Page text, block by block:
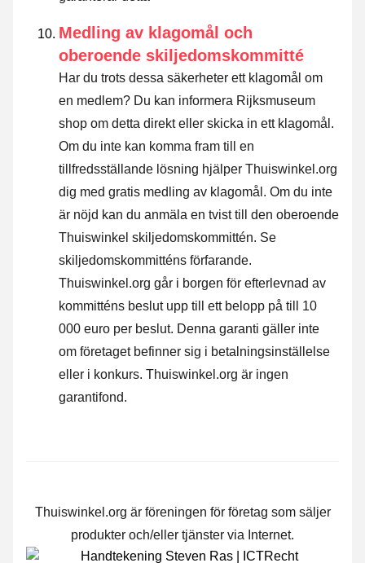
Medling av klagomål och
oberoende skiljedomskommitté
Har du trots dessa säkerheter ett klagomål om
en medlem? Du kan informera Rijksmuseum
shop om detta direkt eller skicka in ett klagomål .
Om du inte kan komma fram till en
tillfredsställande lösning hjälper Thuiswinkel.org
dig med gratis medling av klagomål. Om du inte
är nöjd kan du anmäla en tvist till den oberoende
Thuiswinkel skiljedomskommittén. Se
skiljedomskommitténs förfarande.
Thuiswinkel.org går i borgen för efterlevnad av
kommitténs beslut upp till ett belopp på till 10
000 euro per beslut. Denna garanti gäller inte
om företaget befinner sig i betalningsinställelse
eller i konkurs. Thuiswinkel.org är ingen
garantifond.
Thuiswinkel.org är föreningen för företag som säljer
produkter och/eller tjänster via Internet.